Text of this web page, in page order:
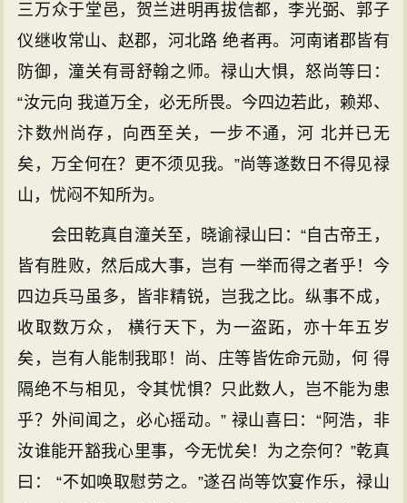
三万众于堂邑，贺兰进明再拔信都，李光弼、郭子
仪继收常山、赵郡，河北路 绝者再。河南诸郡皆有
防御，潼关有哥舒翰之师。禄山大惧，怒尚等曰：
“汝元向 我道万全，必无所畏。今四边若此，赖郑、
汴数州尚存，向西至关，一步不通，河 北并已无
矣，万全何在？更不须见我。”尚等遂数日不得见禄
山，忧闷不知所为。
会田乾真自潼关至，晓谕禄山曰：“自古帝王，
皆有胜败，然后成大事，岂有 一举而得之者乎！今
四边兵马虽多，皆非精锐，岂我之比。纵事不成，
收取数万众， 横行天下，为一盗跖，亦十年五岁
矣，岂有人能制我耶！尚、庄等皆佐命元勋，何 得
隔绝不与相见，令其忧惧？只此数人，岂不能为患
乎？外间闻之，必心摇动。” 禄山喜曰：“阿浩，非
汝谁能开豁我心里事，今无忧矣！为之奈何？”乾真
曰： “不如唤取慰劳之。”遂召尚等饮宴作乐，禄山